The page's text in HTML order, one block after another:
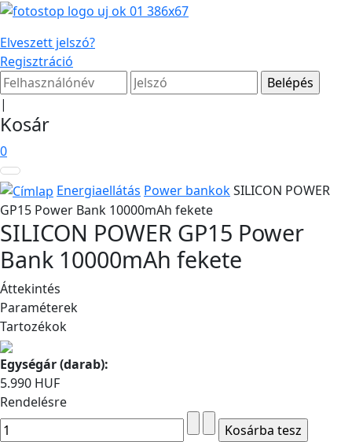
Elveszett jelszó?
Regisztráció
|
Kosár
0
Energiaellátás Power bankokSILICON POWER
GP15 Power Bank 10000mAh fekete
SILICON POWER GP15 Power
Bank 10000mAh fekete
Áttekintés
Paraméterek
Tartozékok
Egységár (darab):
5.990 HUF
Rendelésre